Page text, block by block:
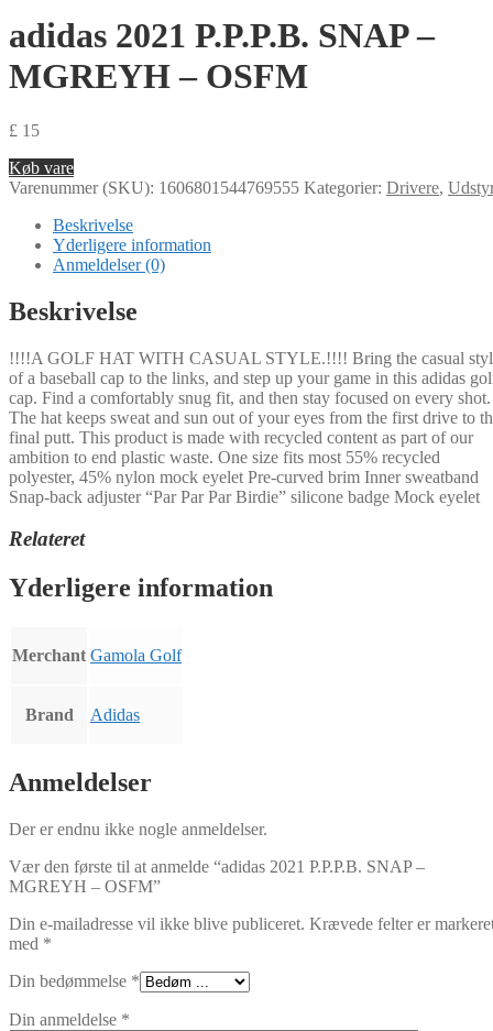
adidas 2021 P.P.P.B. SNAP –
MGREYH – OSFM
£ 15
Køb vare
Varenummer (SKU): 1606801544769555 Kategorier: Drivere,
Beskrivelse
Yderligere information
Anmeldelser (0)
Beskrivelse
!!!!A GOLF HAT WITH CASUAL STYLE.!!!! Bring the casual
of a baseball cap to the links, and step up your game in this adidas
cap. Find a comfortably snug fit, and then stay focused on every shot.
The hat keeps sweat and sun out of your eyes from the first drive to
final putt. This product is made with recycled content as part of our
ambition to end plastic waste. One size fits most 55% recycled
polyester, 45% nylon mock eyelet Pre-curved brim Inner sweatband
Snap-back adjuster “Par Par Par Birdie” silicone badge Mock eyelet
Relateret
Yderligere information
Merchant Gamola Golf
Brand Adidas
Anmeldelser
Der er endnu ikke nogle anmeldelser.
Vær den første til at anmelde “adidas 2021 P.P.P.B. SNAP –
MGREYH – OSFM”
Din e-mailadresse vil ikke blive publiceret. Krævede felter er
med *
Din bedømmelse *
Din anmeldelse *